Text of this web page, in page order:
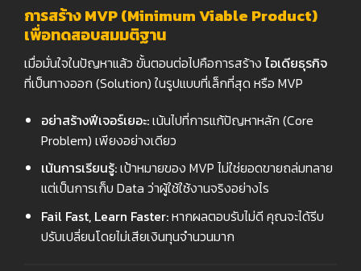
การสร้าง MVP (Minimum Viable Product)
เพื่อทดสอบสมมติฐาน
เมื่อมั่นใจในปัญหาแล้ว ขั้นตอนต่อไปคือการสร้าง ไอเดียธุรกิจ
ที่เป็นทางออก (Solution) ในรูปแบบที่เล็กที่สุด หรือ MVP
อย่าสร้างฟีเจอร์เยอะ:เน้นไปที่การแก้ปัญหาหลัก (Core
Problem) เพียงอย่างเดียว
เน้นการเรียนรู้:เป้าหมายของ MVP ไม่ใช่ยอดขายถล่มทลาย
แต่เป็นการเก็บ Data ว่าผู้ใช้ใช้งานจริงอย่างไร
Fail Fast, Learn Faster:หากผลตอบรับไม่ดี คุณจะได้รีบ
ปรับเปลี่ยนโดยไม่เสียเงินทุนจำนวนมาก